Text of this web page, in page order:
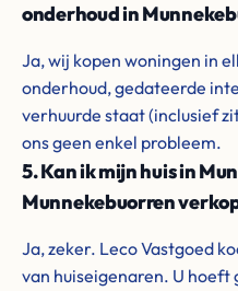
onderhoud in
Ja, wij kopen woningen in
onderhoud, gedateerde
verhuurde staat (inclusief
ons geen enkel probleem.
5. Kan ik mijn huis in
Munnekebuorren
Ja, zeker. Leco Vastgoed
van huiseigenaren. U hoeft